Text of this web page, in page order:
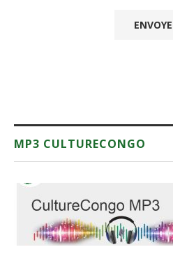
MP3 CULTURECONGO